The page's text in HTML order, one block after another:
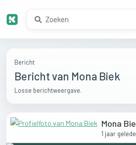
Bericht
Bericht van Mona Biek
Losse berichtweergave.
Mona
1 jaar